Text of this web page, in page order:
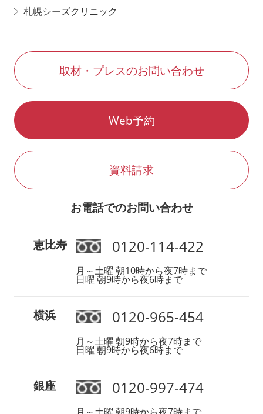
札幌シーズクリニック
取材・プレスのお問い合わせ
Web予約
資料請求
お電話でのお問い合わせ
恵比寿 0120-114-422
月～土曜 朝10時から夜7時まで
日曜 朝9時から夜6時まで
横浜 0120-965-454
月～土曜 朝9時から夜7時まで
日曜 朝9時から夜6時まで
銀座 0120-997-474